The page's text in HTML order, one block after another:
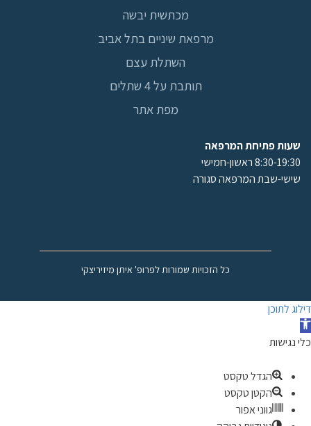
מכתשית יבשה
מרפאת שיניים בתל אביב
השתלת עצם
תותבת על 4 שתלים
מפת אתר
שעות פתיחת המרפאה
8:30-19:30 ראשון-חמישי
שישי-שבת המרפאה סגורה
כל הזכויות שמורות לפרופ' איתן מיזיריצקי
דילוג לתוכן
פתח
סרגל
כלי נגישות
הגדל טקסט
הקטן טקסט
גווני אפור